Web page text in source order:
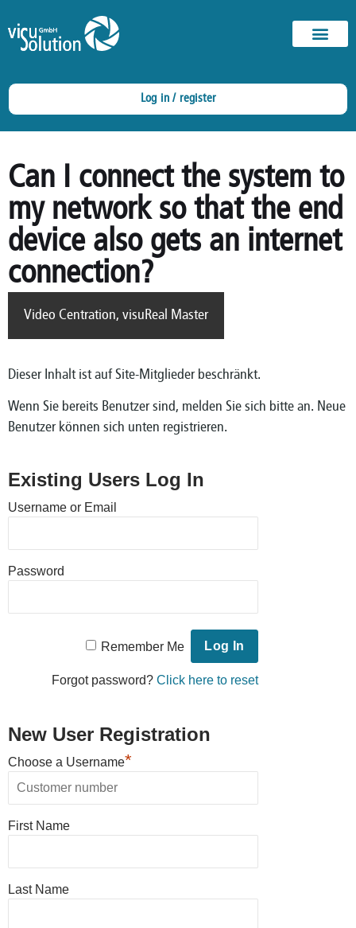
Log in / register
Can I connect the system to
my network so that the end
device also gets an internet
connection?
Video Centration, visuReal Master
Dieser Inhalt ist auf Site-Mitglieder beschränkt.
Wenn Sie bereits Benutzer sind, melden Sie sich bitte an. Neue
Benutzer können sich unten registrieren.
Existing Users Log In
Username or Email
Password
Remember Me
Forgot password? Click here to reset
New User Registration
Choose a Username*
First Name
Last Name